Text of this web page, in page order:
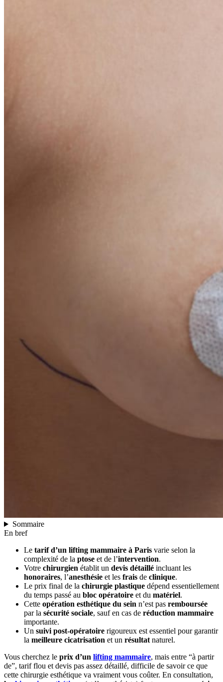
Sommaire
En bref
Le tarif d’un lifting mammaire à Paris varie selon la
complexité de la ptose et de l’intervention.
Votre chirurgien établit un devis détaillé incluant les
honoraires, l’anesthésie et les frais de clinique.
Le prix final de la chirurgie plastique dépend essentiellement
du temps passé au bloc opératoire et du matériel.
Cette opération esthétique du sein n’est pas remboursée
par la sécurité sociale, sauf en cas de réduction mammaire
importante.
Un suivi post-opératoire rigoureux est essentiel pour garantir
la meilleure cicatrisation et un résultat naturel.
Vous cherchez le prix d’un lifting mammaire, mais entre “à partir
de”, tarif flou et devis pas assez détaillé, difficile de savoir ce que
cette chirurgie esthétique va vraiment vous coûter. En consultation,